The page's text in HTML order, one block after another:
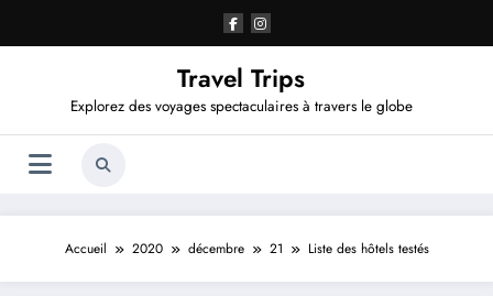
contenu
Travel Trips
Explorez des voyages spectaculaires à travers le globe
Accueil 2020 décembre 21 Liste des hôtels testés